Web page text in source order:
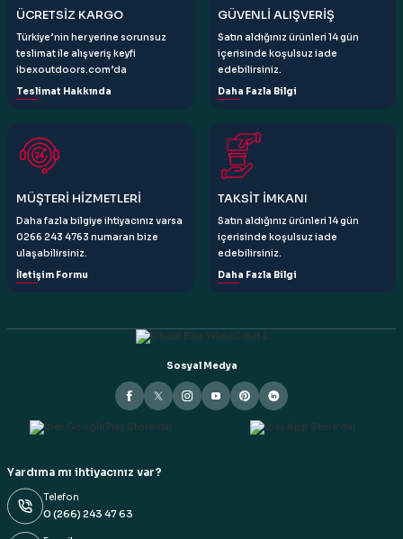
Bu ürüne benzer farklı alternatifler olmalı.
Gönder
ÜCRETSİZ KARGO
Türkiye’nin her yerine sorunsuz
teslimat ile alışveriş keyfi
ibexoutdoors.com’da
Teslimat Hakkında
GÜVENLİ ALIŞVERİŞ
Satın aldığınız ürünleri 14 gün
içerisinde koşulsuz iade
edebilirsiniz.
Daha Fazla Bilgi
MÜŞTERİ HİZMETLERİ
Daha fazla bilgiye ihtiyacınız varsa
0266 243 4763 numaran bize
ulaşabilirsiniz.
İletişim Formu
TAKSİT İMKANI
Satın aldığınız ürünleri 14 gün
içerisinde koşulsuz iade
edebilirsiniz.
Daha Fazla Bilgi
Sosyal Medya
Yardıma mı ihtiyacınız var?
Telefon
0 (266) 243 47 63